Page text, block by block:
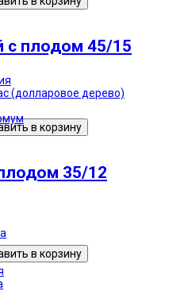
(долларовое дерево)
с плодом 45/15
35/12